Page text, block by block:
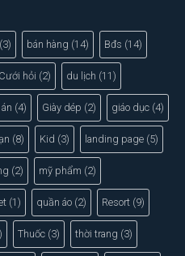
(3) bán hàng (14) Bđs (14)
Cưới hỏi (2) du lịch (11)
(4) Giày dép (2) giáo dục (4)
(8) Kid (3) landing page (5)
(2) mỹ phẩm (2)
(1) quần áo (2) Resort (9)
Thuốc (3) thời trang (3)